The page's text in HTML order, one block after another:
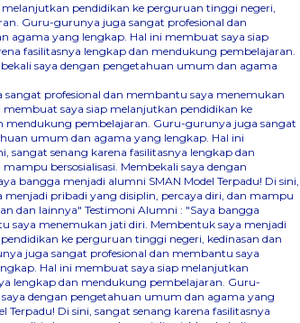
pendidikan ke perguruan tinggi negeri,
Guru-gurunya juga sangat profesional dan
agama yang lengkap. Hal ini membuat saya siap
fasilitasnya lengkap dan mendukung pembelajaran.
saya dengan pengetahuan umum dan agama
profesional dan membantu saya menemukan
saya siap melanjutkan pendidikan ke
mendukung pembelajaran. Guru-gurunya juga sangat
umum dan agama yang lengkap. Hal ini
sangat senang karena fasilitasnya lengkap dan
bersosialisasi. Membekali saya dengan
bangga menjadi alumni SMAN Model Terpadu! Di sini,
pribadi yang disiplin, percaya diri, dan mampu
dan lainnya" Testimoni Alumni : "Saya bangga
saya menemukan jati diri. Membentuk saya menjadi
ke perguruan tinggi negeri, kedinasan dan
juga sangat profesional dan membantu saya
Hal ini membuat saya siap melanjutkan
lengkap dan mendukung pembelajaran. Guru-
dengan pengetahuan umum dan agama yang
Di sini, sangat senang karena fasilitasnya